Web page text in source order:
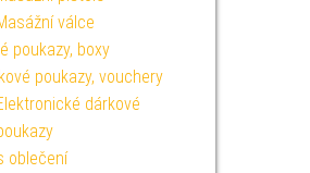
válce
poukazy, boxy
poukazy, vouchery
dárkové
oblečení